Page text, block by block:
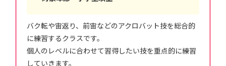
バク転や宙返り、前宙などのアクロバット技を総合的
に練習するクラスです。
個人のレベルに合わせて習得したい技を重点的に練習
していきます。